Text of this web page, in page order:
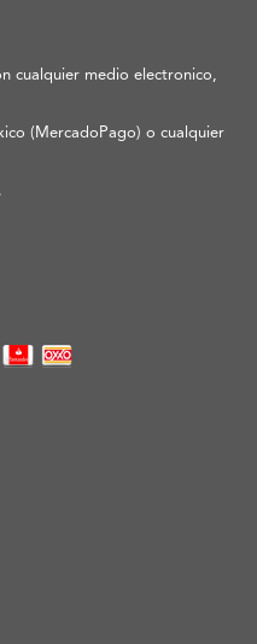
cualquier medio electronico,
(MercadoPago) o cualquier